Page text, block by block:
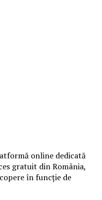
online dedicată
gratuit din România,
în funcție de